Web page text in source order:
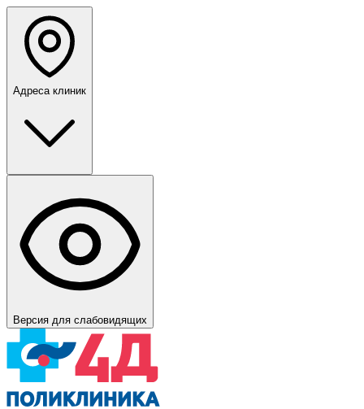
Адреса клиник
Версия для слабовидящих